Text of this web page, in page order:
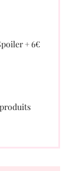
+ 6€